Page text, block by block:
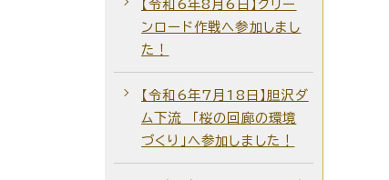
【令和6年8月6日】クリー
ンロード作戦へ参加しまし
た！
【令和6年7月18日】胆沢ダ
ム下流 「桜の回廊の環境
づくり」へ参加しました！